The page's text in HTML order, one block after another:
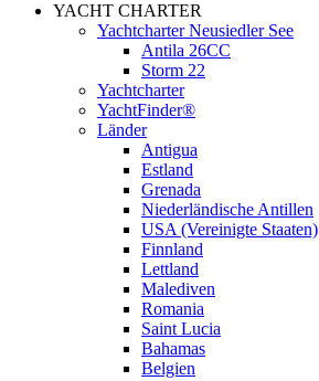
YACHT CHARTER
Yachtcharter Neusiedler See
Antila 26CC
Storm 22
Yachtcharter
YachtFinder®
Länder
Antigua
Estland
Grenada
Niederländische Antillen
USA (Vereinigte Staaten)
Finnland
Lettland
Malediven
Romania
Saint Lucia
Bahamas
Belgien